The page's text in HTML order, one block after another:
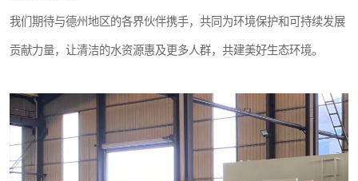
我们期待与德州地区的各界伙伴携手，共同为环境保护和可持续发展
贡献力量，让清洁的水资源惠及更多人群，共建美好生态环境。